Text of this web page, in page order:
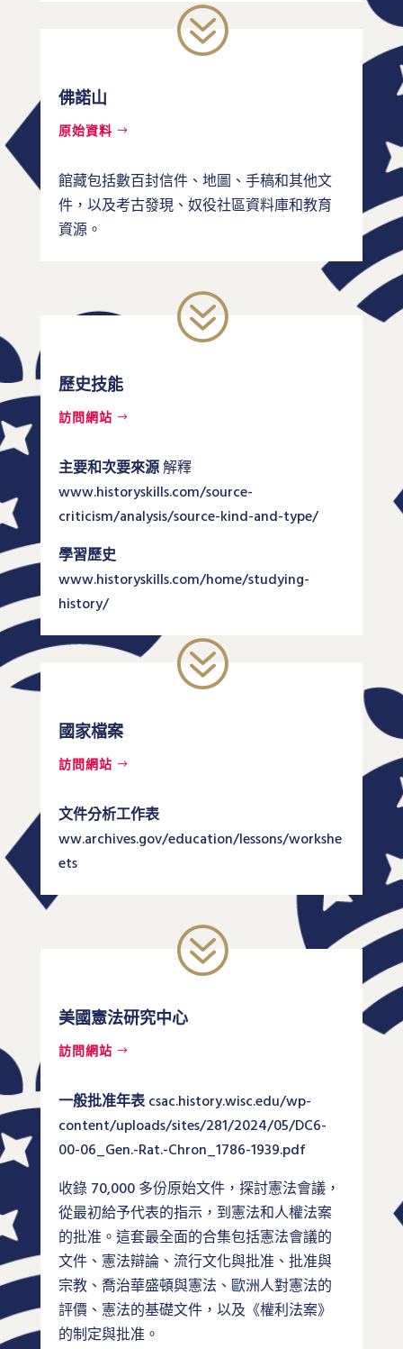
?
佛諾山
原始資料
館藏包括數百封信件、地圖、手稿和其他文
件，以及考古發現、奴役社區資料庫和教育
資源。
?
歷史技能
訪問網站
主要和次要來源解釋
www.historyskills.com/source-
criticism/analysis/source-kind-and-type/
學習歷史
www.historyskills.com/home/studying-
history/
?
國家檔案
訪問網站
文件分析工作表
ww.archives.gov/education/lessons/workshe
ets
?
美國憲法研究中心
訪問網站
一般批准年表csac.history.wisc.edu/wp-
content/uploads/sites/281/2024/05/DC6-
00-06_Gen.-Rat.-Chron_1786-1939.pdf
收錄 70,000 多份原始文件，探討憲法會議，
從最初給予代表的指示，到憲法和人權法案
的批准。這套最全面的合集包括憲法會議的
文件、憲法辯論、流行文化與批准、批准與
宗教、喬治華盛頓與憲法、歐洲人對憲法的
評價、憲法的基礎文件，以及《權利法案》
的制定與批准。